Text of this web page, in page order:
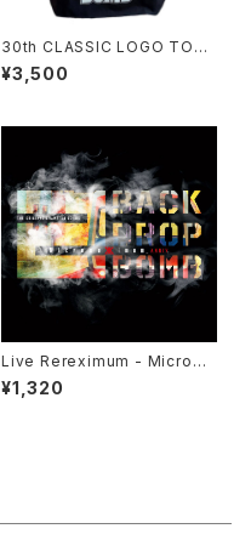
30th CLASSIC LOGO TOTE
- Black
¥3,500
Live Rereximum - Microma
ximum 20th Anniv. -
¥1,320